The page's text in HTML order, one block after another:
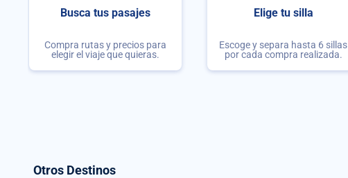
Busca tus pasajes
Compra rutas y precios para
elegir el viaje que quieras.
Elige tu silla
Escoge y separa hasta 6 sillas
por cada compra realizada.
Otros Destinos